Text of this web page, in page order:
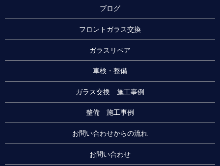
ブログ
フロントガラス交換
ガラスリペア
車検・整備
ガラス交換 施工事例
整備 施工事例
お問い合わせからの流れ
お問い合わせ